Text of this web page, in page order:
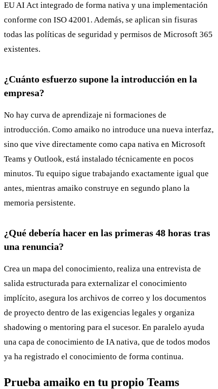
EU AI Act integrado de forma nativa y una implementación
conforme con ISO 42001. Además, se aplican sin fisuras
todas las políticas de seguridad y permisos de Microsoft 365
existentes.
¿Cuánto esfuerzo supone la introducción en la
empresa?
No hay curva de aprendizaje ni formaciones de
introducción. Como amaiko no introduce una nueva interfaz,
sino que vive directamente como capa nativa en Microsoft
Teams y Outlook, está instalado técnicamente en pocos
minutos. Tu equipo sigue trabajando exactamente igual que
antes, mientras amaiko construye en segundo plano la
memoria persistente.
¿Qué debería hacer en las primeras 48 horas tras
una renuncia?
Crea un mapa del conocimiento, realiza una entrevista de
salida estructurada para externalizar el conocimiento
implícito, asegura los archivos de correo y los documentos
de proyecto dentro de las exigencias legales y organiza
shadowing o mentoring para el sucesor. En paralelo ayuda
una capa de conocimiento de IA nativa, que de todos modos
ya ha registrado el conocimiento de forma continua.
Prueba amaiko en tu propio Teams